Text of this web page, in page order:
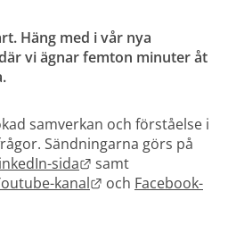
Häng med i vår nya
vi ägnar femton minuter åt
samverkan och förståelse i
Sändningarna görs på
sida Länk till annan
samt
kanal Länk till annan
och Facebook-